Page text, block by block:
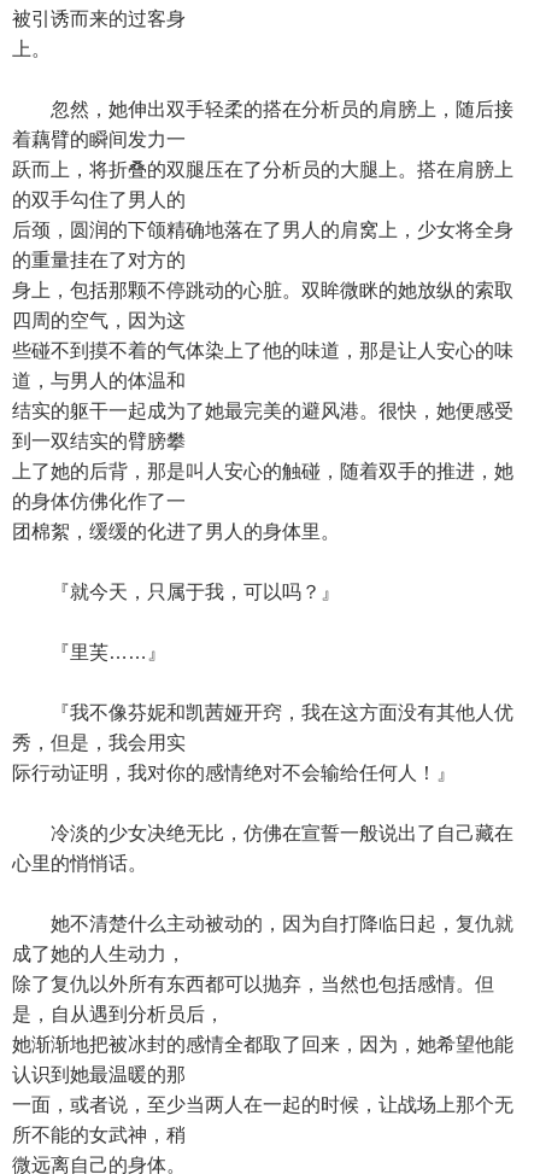
被引诱而来的过客身
上。
忽然，她伸出双手轻柔的搭在分析员的肩膀上，随后接
着藕臂的瞬间发力一
跃而上，将折叠的双腿压在了分析员的大腿上。搭在肩膀上
的双手勾住了男人的
后颈，圆润的下颌精确地落在了男人的肩窝上，少女将全身
的重量挂在了对方的
身上，包括那颗不停跳动的心脏。双眸微眯的她放纵的索取
四周的空气，因为这
些碰不到摸不着的气体染上了他的味道，那是让人安心的味
道，与男人的体温和
结实的躯干一起成为了她最完美的避风港。很快，她便感受
到一双结实的臂膀攀
上了她的后背，那是叫人安心的触碰，随着双手的推进，她
的身体仿佛化作了一
团棉絮，缓缓的化进了男人的身体里。
『就今天，只属于我，可以吗？』
『里芙……』
『我不像芬妮和凯茜娅开窍，我在这方面没有其他人优
秀，但是，我会用实
际行动证明，我对你的感情绝对不会输给任何人！』
冷淡的少女决绝无比，仿佛在宣誓一般说出了自己藏在
心里的悄悄话。
她不清楚什么主动被动的，因为自打降临日起，复仇就
成了她的人生动力，
除了复仇以外所有东西都可以抛弃，当然也包括感情。但
是，自从遇到分析员后，
她渐渐地把被冰封的感情全都取了回来，因为，她希望他能
认识到她最温暖的那
一面，或者说，至少当两人在一起的时候，让战场上那个无
所不能的女武神，稍
微远离自己的身体。